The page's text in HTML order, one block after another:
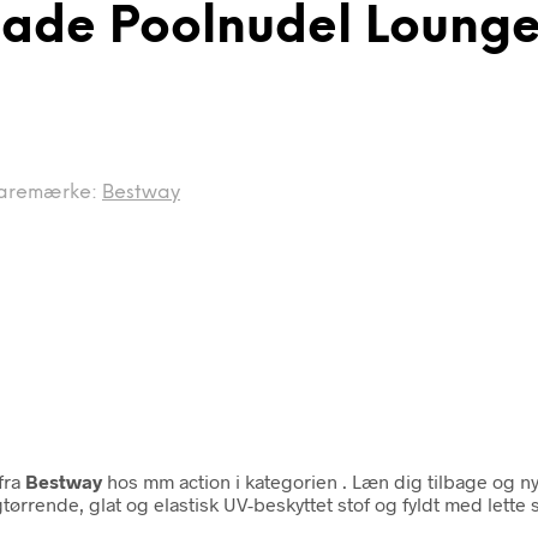
Poolnudel Lounge
Bestway
Bestwayhos mm action i kategorien
. Læn dig tilbage og
glat og elastisk UV-beskyttet stof og fyldt med lette